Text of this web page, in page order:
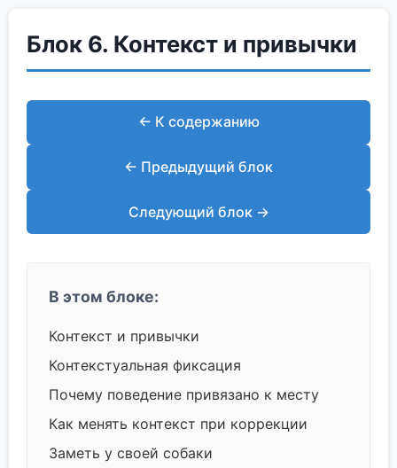
Блок 6. Контекст и привычки
← К содержанию
← Предыдущий блок
Следующий блок →
В этом блоке:
Контекст и привычки
Контекстуальная фиксация
Почему поведение привязано к месту
Как менять контекст при коррекции
Заметь у своей собаки